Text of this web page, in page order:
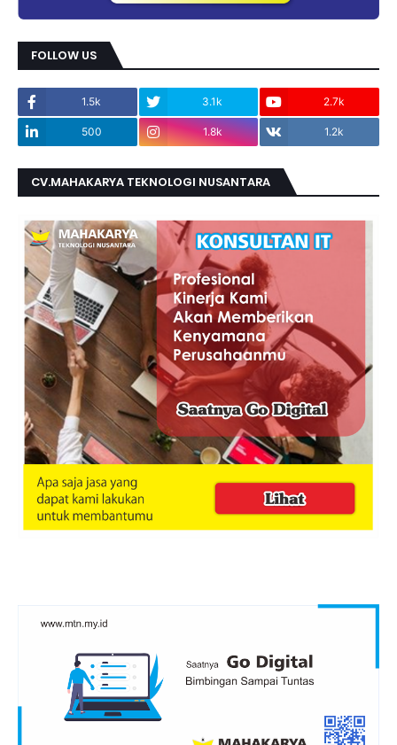
FOLLOW US
1.5k 3.1k 2.7k
500 1.8k 1.2k
CV.MAHAKARYA TEKNOLOGI NUSANTARA